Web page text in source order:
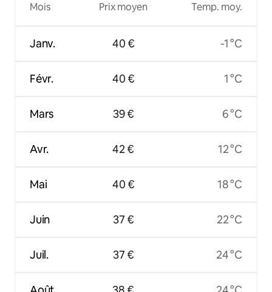
Mois
Janv.
Févr.
Mars
Avr.
Mai
Juin
Juil.
Prix moyen
40 €
40 €
39 €
42 €
40 €
37 €
37 €
Temp. moy.
-1 °C
1 °C
6 °C
12 °C
18 °C
22 °C
24 °C